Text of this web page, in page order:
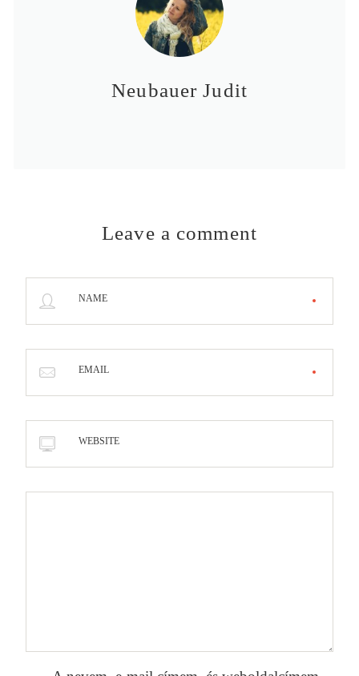
Neubauer Judit
Leave a comment
NAME
EMAIL
WEBSITE